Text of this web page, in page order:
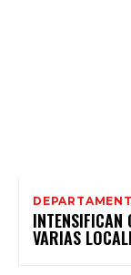
INTENSIFICAN
VARIAS